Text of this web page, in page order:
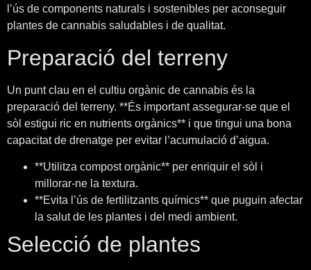
l’ús de components naturals i sostenibles per aconseguir
plantes de cannabis saludables i de qualitat.
Preparació del terreny
Un punt clau en el cultiu orgànic de cannabis és la
preparació del terreny. **És important assegurar-se que el
sòl estigui ric en nutrients orgànics** i que tingui una bona
capacitat de drenatge per evitar l’acumulació d’aigua.
**Utilitza compost orgànic** per enriquir el sòl i
millorar-ne la textura.
**Evita l’ús de fertilitzants químics** que puguin afectar
la salut de les plantes i del medi ambient.
Selecció de plantes